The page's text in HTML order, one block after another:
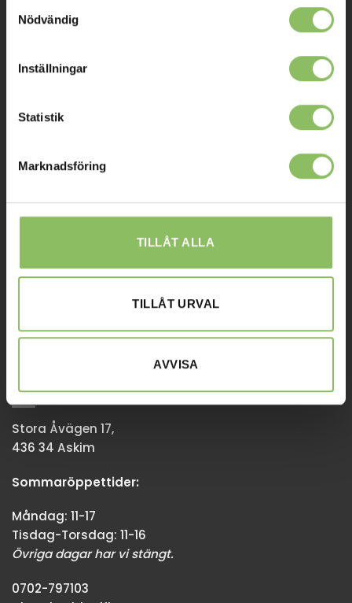
Nödvändig
Inställningar
Statistik
Marknadsföring
TILLÅT ALLA
TILLÅT URVAL
AVVISA
Leverans
Reklamation
Sommaröppettider:
Övriga dagar har vi stängt.
info@baddsofflagret.se
GÖTEBORG
Stora Åvägen 17,
436 34 Askim
Sommaröppettider:
Måndag: 11-17
Tisdag-Torsdag: 11-16
Övriga dagar har vi stängt.
0702-797103